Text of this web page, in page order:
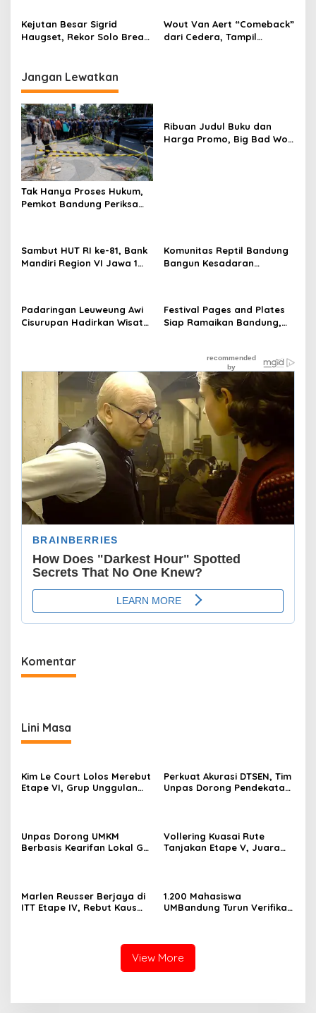
Wujud Nyata Kampus
Membantu Jawa Barat
Menyelamatkan Generasi
Kejutan Besar Sigrid
Haugset, Rekor Solo Break
Wout Van Aert “Comeback”
dari Cedera, Tampil
Jangan Lewatkan
Tak Hanya Proses Hukum,
Pemkot Bandung Periksa
Ribuan Judul Buku dan
Harga Promo, Big Bad Wolf
Sambut HUT RI ke-81, Bank
Mandiri Region VI Jawa 1
Komunitas Reptil Bandung
Bangun Kesadaran
Padaringan Leuweung Awi
Cisurupan Hadirkan Wisata
Festival Pages and Plates
Siap Ramaikan Bandung,
Komentar
Lini Masa
Kim Le Court Lolos Merebut
Etape VI, Grup Unggulan
Perkuat Akurasi DTSEN, Tim
Unpas Dorong Pendekatan
Unpas Dorong UMKM
Berbasis Kearifan Lokal Go
Vollering Kuasai Rute
Tanjakan Etape V, Juara
Marlen Reusser Berjaya di
ITT Etape IV, Rebut Kaus
1.200 Mahasiswa
UMBandung Turun Verifikasi
Membantu Jawa Barat
Menyelamatkan Generasi
View More